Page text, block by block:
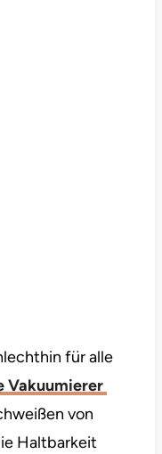
für alle
Vakuumierer
von
Haltbarkeit